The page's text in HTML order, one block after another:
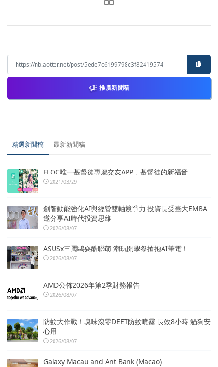
推廣新聞稿
精選新聞稿 最新新聞稿
FLOC唯一基督徒專屬交友APP，基督徒的新福音
2021/03/29
創智動能強化AI與經營雙軸競爭力 投資長受臺大EMBA
邀分享AI時代投資思維
2026/08/07
ASUSx三麗鷗耍酷聯萌 潮玩開學祭搶抱AI筆電！
2026/08/07
AMD公佈2026年第2季財務報告
2026/08/07
防蚊大作戰！臭味滾零DEET防蚊噴霧 長效8小時 貓狗安
心用
2026/08/07
Galaxy Macau and Ant Bank (Macao)